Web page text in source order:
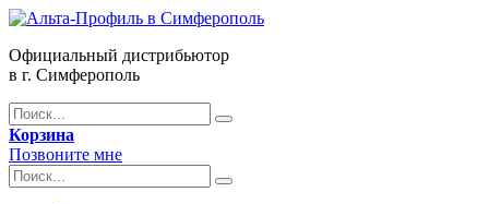
Официальный дистрибьютор
в г. Симферополь
Корзина
Позвоните мне